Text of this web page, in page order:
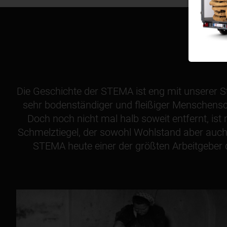
Die Geschichte der STEMA ist eng mit unserer
sehr bodenständiger und fleißiger
Doch noch nicht mal halb soweit entfernt, ist
Schmelztiegel, der sowohl Wohlstand aber
STEMA heute einer der größten